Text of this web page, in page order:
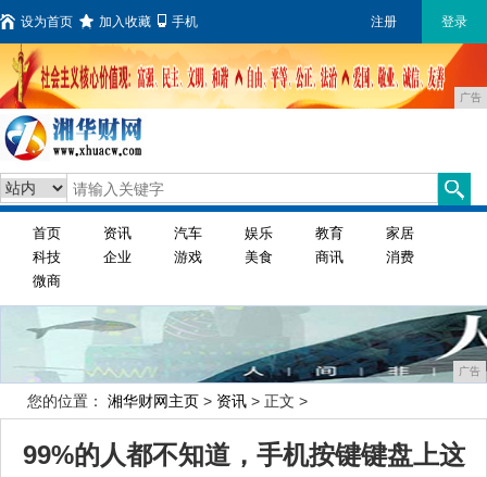
设为首页 加入收藏 手机 注册 登录
广告
首页 资讯 汽车 娱乐 教育
家居
科技
企业 游戏 美食 商讯
消费
微商
广告
您的位置： 湘华财网主页 > 资讯 > 正文 >
99%的人都不知道，手机按键键盘上这